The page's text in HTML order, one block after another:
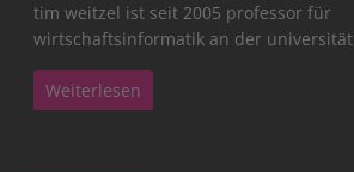
tim weitzel ist seit 2005 professor für
wirtschaftsinformatik an der universität
Weiterlesen